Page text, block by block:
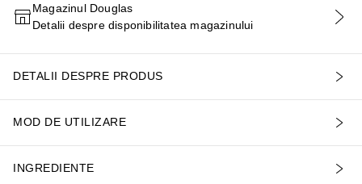
ADĂUGAȚI ÎN COŞ
Magazinul Douglas
Detalii despre disponibilitatea magazinului
DETALII DESPRE PRODUS
MOD DE UTILIZARE
INGREDIENTE